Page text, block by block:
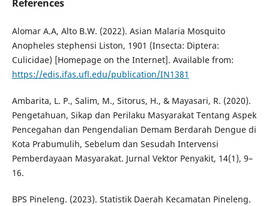
References
Alomar A.A, Alto B.W. (2022). Asian Malaria Mosquito
Anopheles stephensi Liston, 1901 (Insecta: Diptera:
Culicidae) [Homepage on the Internet]. Available from:
https://edis.ifas.ufl.edu/publication/IN1381
Ambarita, L. P., Salim, M., Sitorus, H., & Mayasari, R. (2020).
Pengetahuan, Sikap dan Perilaku Masyarakat Tentang Aspek
Pencegahan dan Pengendalian Demam Berdarah Dengue di
Kota Prabumulih, Sebelum dan Sesudah Intervensi
Pemberdayaan Masyarakat. Jurnal Vektor Penyakit, 14(1), 9–
16.
BPS Pineleng. (2023). Statistik Daerah Kecamatan Pineleng.